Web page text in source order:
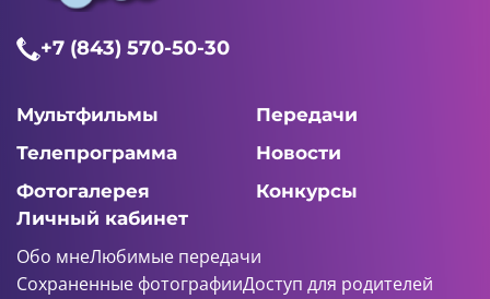
+7 (843) 570-50-30
Мультфильмы
Передачи
Телепрограмма
Новости
Фотогалерея
Конкурсы
Личный кабинет
Обо мнеЛюбимые передачи
Сохраненные фотографииДоступ для родителей